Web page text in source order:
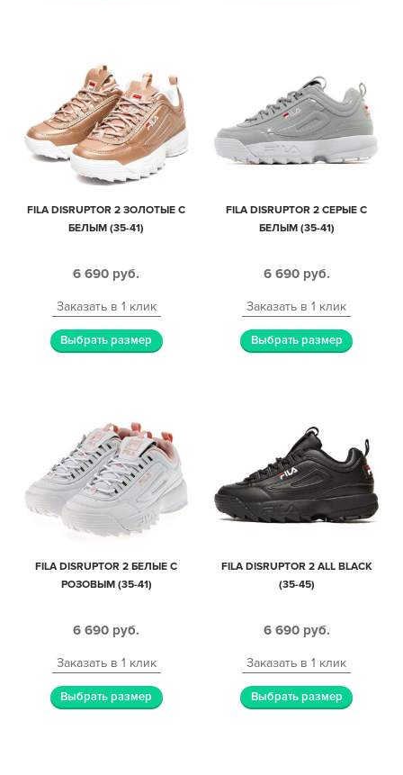
FILA DISRUPTOR 2 ЗОЛОТЫЕ С
БЕЛЫМ (35-41)
6 690 руб.
Заказать в 1 клик
Выбрать размер
FILA DISRUPTOR 2 СЕРЫЕ С
БЕЛЫМ (35-41)
6 690 руб.
Заказать в 1 клик
Выбрать размер
FILA DISRUPTOR 2 БЕЛЫЕ С
РОЗОВЫМ (35-41)
6 690 руб.
Заказать в 1 клик
Выбрать размер
FILA DISRUPTOR 2 ALL BLACK
(35-45)
6 690 руб.
Заказать в 1 клик
Выбрать размер